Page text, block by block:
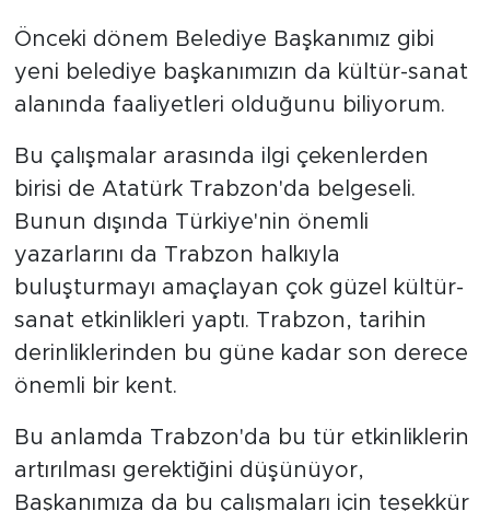
Önceki dönem Belediye Başkanımız gibi
yeni belediye başkanımızın da kültür-sanat
alanında faaliyetleri olduğunu biliyorum.
Bu çalışmalar arasında ilgi çekenlerden
birisi de Atatürk Trabzon'da belgeseli.
Bunun dışında Türkiye'nin önemli
yazarlarını da Trabzon halkıyla
buluşturmayı amaçlayan çok güzel kültür-
sanat etkinlikleri yaptı. Trabzon, tarihin
derinliklerinden bu güne kadar son derece
önemli bir kent.
Bu anlamda Trabzon'da bu tür etkinliklerin
artırılması gerektiğini düşünüyor,
Başkanımıza da bu çalışmaları için teşekkür